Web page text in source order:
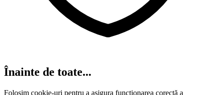
Înainte de toate...
Folosim cookie-uri pentru a asigura funcționarea corectă a